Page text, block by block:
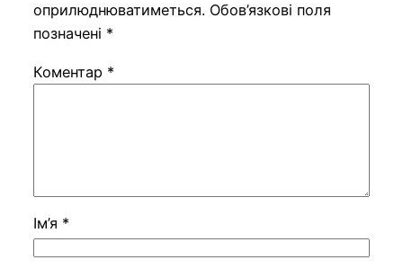
оприлюднюватиметься. Обов’язкові поля
позначені *
Коментар *
Ім’я *